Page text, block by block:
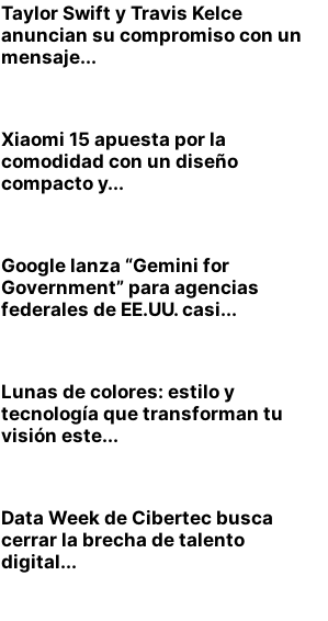
Taylor Swift y Travis Kelce
anuncian su compromiso con un
mensaje...
Xiaomi 15 apuesta por la
comodidad con un diseño
compacto y...
Google lanza “Gemini for
Government” para agencias
federales de EE.UU. casi...
Lunas de colores: estilo y
tecnología que transforman tu
visión este...
Data Week de Cibertec busca
cerrar la brecha de talento
digital...